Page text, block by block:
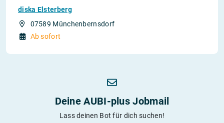
diska Elsterberg
07589 Münchenbernsdorf
Ab sofort
Deine AUBI-plus Jobmail
Lass deinen Bot für dich suchen!